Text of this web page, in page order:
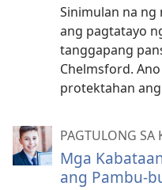
Sinimulan na ng
ang pagtatayo
tanggapang
Chelmsford.
protektahan
PAGTULONG
Mga
ang Pambu-